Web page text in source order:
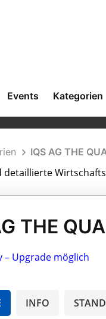
Events Kategorien
IQS AG THE
THE
– Upgrade möglich
INFO